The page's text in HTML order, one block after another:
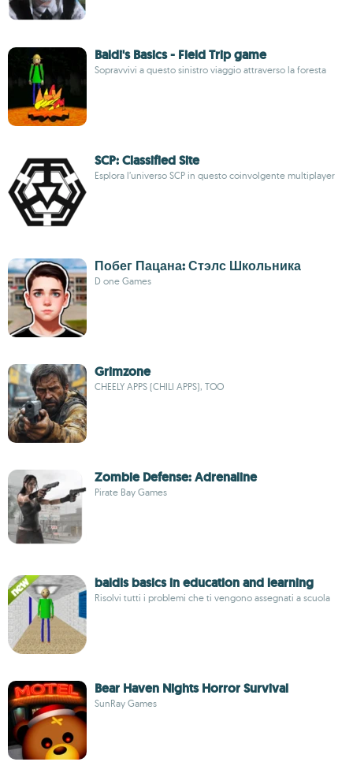
Baldi's Basics - Field Trip game
Sopravvivi a questo sinistro viaggio attraverso la foresta
SCP: Classified Site
Esplora l’universo SCP in questo coinvolgente multiplayer
Побег Пацана: Стэлс Школьника
D one Games
Grimzone
CHEELY APPS (CHILI APPS), TOO
Zombie Defense: Adrenaline
Pirate Bay Games
baldis basics in education and learning
Risolvi tutti i problemi che ti vengono assegnati a scuola
Bear Haven Nights Horror Survival
SunRay Games